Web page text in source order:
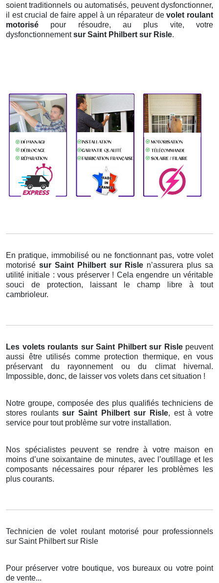
soient traditionnels ou automatisés, peuvent dysfonctionner,
il est crucial de faire appel à un réparateur devolet roulant
motorisé pour résoudre, au plus vite, votre
dysfonctionnementsur Saint Philbert sur Risle.
En pratique, immobilisé ou ne fonctionnant pas, votre volet
motorisé sur Saint Philbert sur Risle n’assurera plus sa
utilité initiale : vous préserver ! Cela engendre un véritable
souci de protection, laissant le champ libre à tout
cambrioleur.
Les volets roulants sur Saint Philbert sur Risle peuvent
aussi être utilisés comme protection thermique, en vous
préservant du rayonnement ou du climat hivernal.
Impossible, donc, de laisser vos volets dans cet situation !
Notre groupe, composée des plus qualifiés techniciens de
stores roulantssur Saint Philbert sur Risle, est à votre
service pour tout problème sur votre installation.
Nos spécialistes peuvent se rendre à votre maison en
moins d’une soixantaine de minutes, avec l’outillage et les
composants nécessaires pour réparer les problèmes les
plus courants.
Technicien de volet roulant motorisé pour professionnels
sur Saint Philbert sur Risle
Pour préserver votre boutique, vos bureaux ou votre point
de vente...